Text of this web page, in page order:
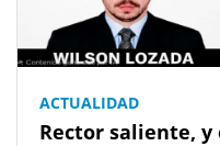
ACTUALIDAD
Rector saliente,